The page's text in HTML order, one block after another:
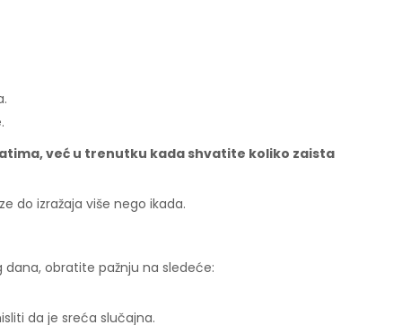
već u trenutku kada shvatite koliko zaista
do izražaja više nego ikada.
obratite pažnju na sledeće:
da je sreća slučajna.